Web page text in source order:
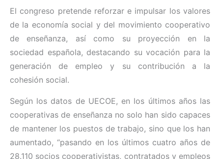
El congreso pretende reforzar e impulsar los valores
de la economía social y del movimiento cooperativo
de enseñanza, así como su proyección en la
sociedad española, destacando su vocación para la
generación de empleo y su contribución a la
cohesión social.
Según los datos de UECOE, en los últimos años las
cooperativas de enseñanza no solo han sido capaces
de mantener los puestos de trabajo, sino que los han
aumentado, “pasando en los últimos cuatro años de
28.110 socios cooperativistas, contratados y empleos